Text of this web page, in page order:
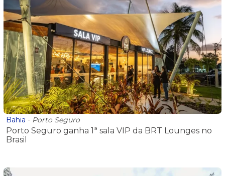
Bahia - Porto Seguro
Porto Seguro ganha 1ª sala VIP da BRT Lounges no
Brasil